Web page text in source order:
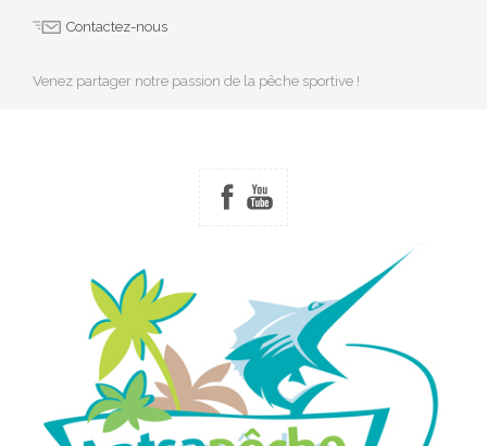
Contactez-nous
Venez partager notre passion de la pêche sportive !